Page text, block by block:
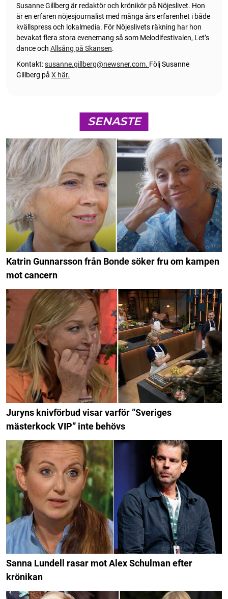
Susanne Gillberg är redaktör och krönikör på Nöjeslivet. Hon
är en erfaren nöjesjournalist med många års erfarenhet i både
kvällspress och lokalmedia. För Nöjeslivets räkning har hon
bevakat flera stora evenemang så som Melodifestivalen, Let’s
dance och Allsång på Skansen.
Kontakt:susanne.gillberg@newsner.com. Följ Susanne
Gillberg på X här.
SENASTE
Katrin Gunnarsson från Bonde söker fru om kampen
mot cancern
Juryns knivförbud visar varför ”Sveriges
mästerkock VIP” inte behövs
Sanna Lundell rasar mot Alex Schulman efter
krönikan